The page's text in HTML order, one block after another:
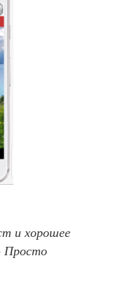
и хорошее
Просто